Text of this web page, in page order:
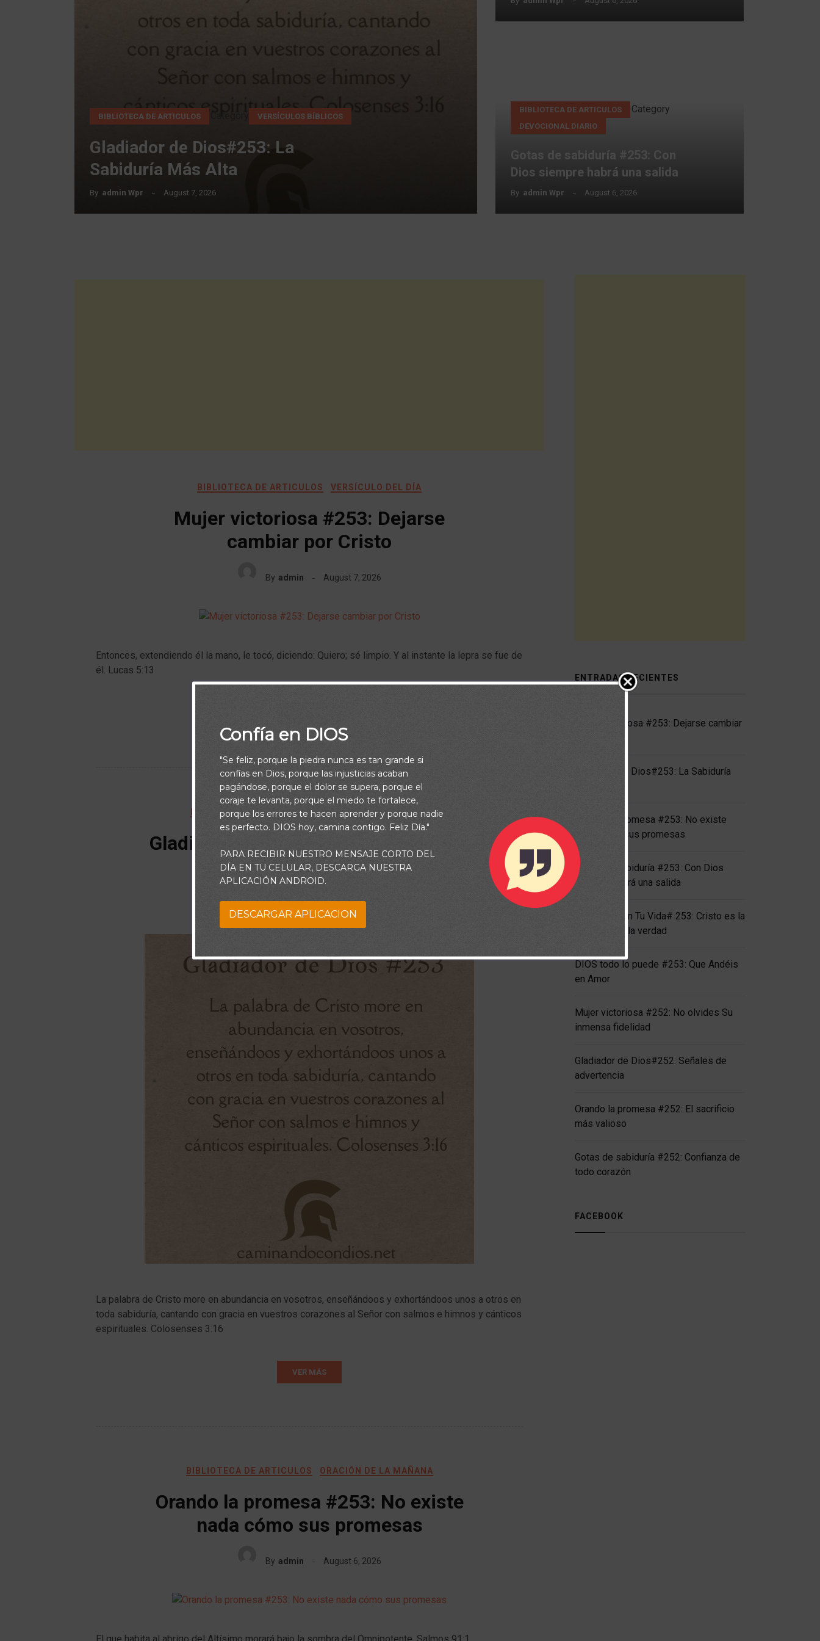
BIBLIOTECA DE ARTICULOS VERSÍCULOS BÍBLICOS
Gladiador de Dios#253: La
Sabiduría Más Alta
By Admin Wpr August 7, 2026
Con
siempre
salida
BIBLIOTECA DE ARTICULOS Category
DEVOCIONAL DIARIO
Gotas de sabiduría #253: Con
Dios siempre habrá una salida
By Admin Wpr August 6, 2026
BIBLIOTECA DE ARTICULOS VERSÍCULO DEL DÍA
Mujer victoriosa #253: Dejarse
cambiar por Cristo
By admin August 7, 2026
Entonces, extendiendo él la mano, le tocó, diciendo: Quiero; sé limpio. Y al instante la lepra se fue de
él. Lucas 5:13
BIBLIOTECA DE ARTICULOS VERSÍCULOS BÍBLICOS
Gladiador de Dios#253: La Sabiduría
Más Alta
By admin August 7, 2026
La palabra de Cristo more en abundancia en vosotros, enseñándoos y exhortándoos unos a otros en
toda sabiduría, cantando con gracia en vuestros corazones al Señor con salmos e himnos y cánticos
espirituales. Colosenses 3:16
VER MÁS
BIBLIOTECA DE ARTICULOS ORACIÓN DE LA MAÑANA
Orando la promesa #253: No existe
nada cómo sus promesas
By admin August 6, 2026
ENTRADAS RECIENTES
Mujer victoriosa #253: Dejarse cambiar
Gladiador de Dios#253: La Sabiduría
Orando la promesa #253: No existe
nada cómo sus promesas
Gotas de sabiduría #253: Con Dios
siempre habrá una salida
La Palabra en Tu Vida# 253: Cristo es la
totalidad de la verdad
DIOS todo lo puede #253: Que Andéis
en Amor
Mujer victoriosa #252: No olvides Su
inmensa fidelidad
Gladiador de Dios#252: Señales de
advertencia
Orando la promesa #252: El sacrificio
más valioso
Gotas de sabiduría #252: Confianza de
todo corazón
FACEBOOK
Confía en DIOS
"Se feliz, porque la piedra nunca es tan grande si
confías en Dios, porque las injusticias acaban
pagándose, porque el dolor se supera, porque el
coraje te levanta, porque el miedo te fortalece,
porque los errores te hacen aprender y porque nadie
es perfecto. DIOS hoy, camina contigo. Feliz Día."
PARA RECIBIR NUESTRO MENSAJE CORTO DEL
DÍA EN TU CELULAR, DESCARGA NUESTRA
APLICACIÓN ANDROID.
DESCARGAR APLICACION